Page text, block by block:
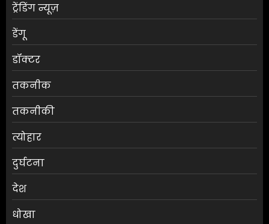
ट्रेंडिंग न्यूज़
डेंगू
डॉक्टर
तकनीक
तकनीकी
त्योहार
दुर्घटना
देश
धोखा